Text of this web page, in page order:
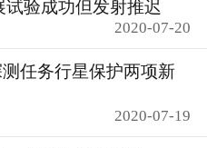
验成功但发射推迟
2020-07-20
任务行星保护两项新
2020-07-19